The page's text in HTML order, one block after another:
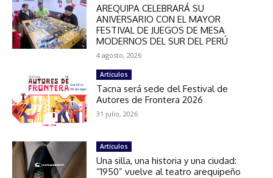
AREQUIPA CELEBRARÁ SU
ANIVERSARIO CON EL MAYOR
FESTIVAL DE JUEGOS DE MESA
MODERNOS DEL SUR DEL PERÚ
4 agosto, 2026
Artículos
Tacna será sede del Festival de
Autores de Frontera 2026
31 julio, 2026
Artículos
Una silla, una historia y una ciudad:
“1950” vuelve al teatro arequipeño